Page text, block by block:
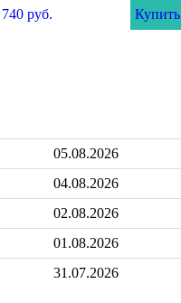
740 руб. Купить
05.08.2026
04.08.2026
02.08.2026
01.08.2026
31.07.2026